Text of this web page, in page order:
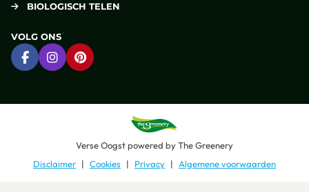
BIOLOGISCH TELEN
VOLG ONS
Ga naar Facebook
Ga naar Instagram
Ga naar Pinterest
Verse Oogstpowered byThe Greenery
Disclaimer
Cookies Privacy Algemene voorwaarden